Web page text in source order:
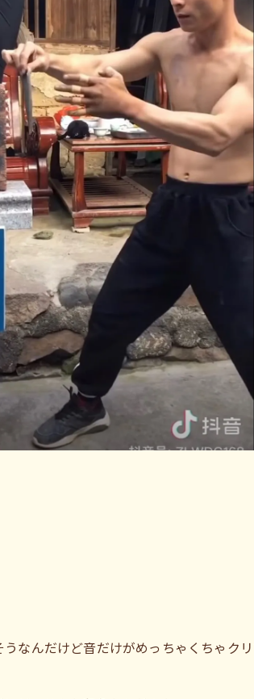
なんだけど音だけがめっちゃくちゃク